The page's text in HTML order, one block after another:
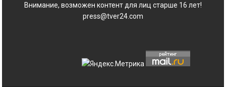
Внимание, возможен контент для лиц старше 16 лет!
press@tver24.com